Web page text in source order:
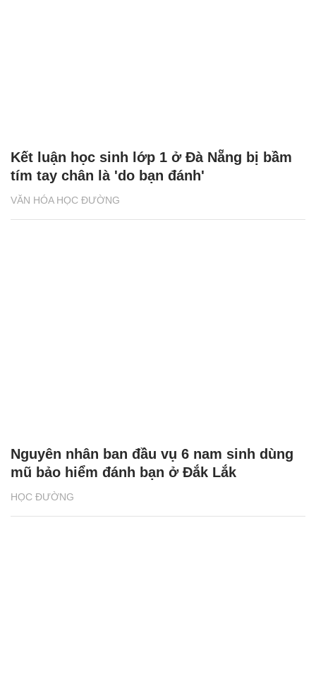
VĂN HÓA HỌC ĐƯỜNG
Kết luận học sinh lớp 1 ở Đà Nẵng bị bầm
tím tay chân là 'do bạn đánh'
HỌC ĐƯỜNG
Nguyên nhân ban đầu vụ 6 nam sinh dùng
mũ bảo hiểm đánh bạn ở Đắk Lắk